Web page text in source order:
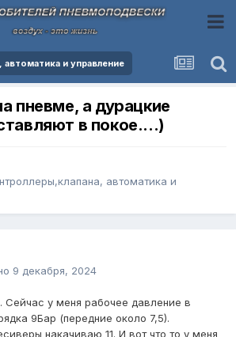
автоматика и управление
пневме, а дурацкие
в покое....)
автоматика и
9 декабря, 2024
Сейчас у меня рабочее давление в
9Бар (передние около 7,5).
накачиваю 11. И вот что то у меня